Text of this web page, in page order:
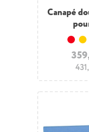
Canapé